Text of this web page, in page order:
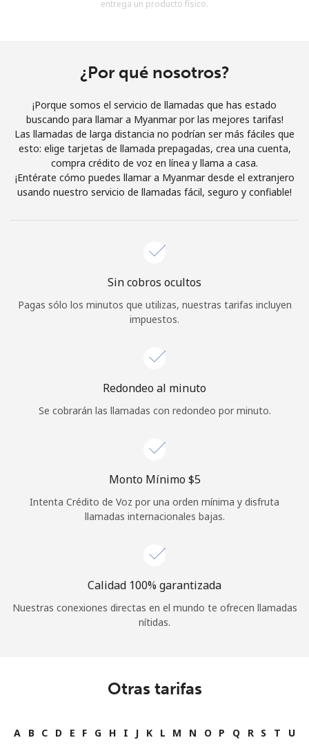
Al abrir una cuenta en este sitio web, estoy de acuerdo con
Únete
¡Hola!
Inicia sesión o REGÍSTRATE →
¿Olvidaste tu contraseña? →
Iniciar Sesión
entrega un producto físico.
¿Por qué nosotros?
¡Porque somos el servicio de llamadas que has estado
buscando para llamar a Myanmar por las mejores tarifas!
Las llamadas de larga distancia no podrían ser más fáciles que
esto: elige tarjetas de llamada prepagadas, crea una cuenta,
compra crédito de voz en línea y llama a casa.
¡Entérate cómo puedes llamar a Myanmar desde el extranjero
usando nuestro servicio de llamadas fácil, seguro y confiable!
Sin cobros ocultos
Pagas sólo los minutos que utilizas, nuestras tarifas incluyen
impuestos.
Redondeo al minuto
Se cobrarán las llamadas con redondeo por minuto.
Monto Mínimo ⁦$5⁩
Intenta Crédito de Voz por una orden mínima y disfruta
llamadas internacionales bajas.
Calidad 100% garantizada
Nuestras conexiones directas en el mundo te ofrecen llamadas
nítidas.
Otras tarifas
A B C D E F G H I J K L M N O P Q R S T
U